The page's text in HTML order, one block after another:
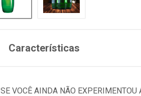
Características
SE VOCÊ AINDA NÃO EXPERIMENTOU